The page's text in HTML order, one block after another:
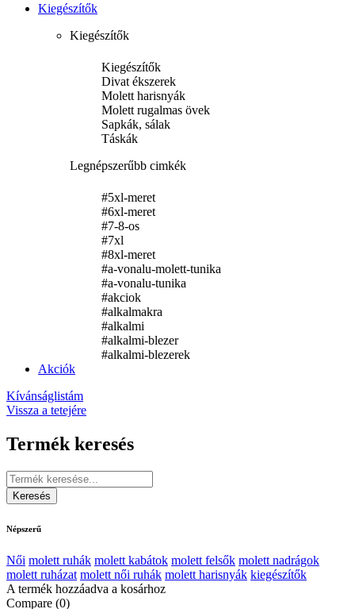
Vásárlás
Kiegészítők
Kiegészítők
Kiegészítők
Divat ékszerek
Molett harisnyák
Molett rugalmas övek
Sapkák, sálak
Táskák
Legnépszerűbb cimkék
#5xl-meret
#6xl-meret
#7-8-os
#7xl
#8xl-meret
#a-vonalu-molett-tunika
#a-vonalu-tunika
#akciok
#alkalmakra
#alkalmi
#alkalmi-blezer
#alkalmi-blezerek
Akciók
Kívánságlistám
Vissza a tetejére
Termék keresés
Népszerű
Női molett ruhák molett kabátok molett felsők molett nadrágok
molett ruházat molett női ruhák molett harisnyák kiegészítők
A termék hozzáadva a kosárhoz
Compare (0)